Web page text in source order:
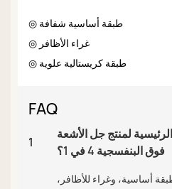
◎ طبقة أساسية شفافة
◎ غراء الأظافر
◎ طبقة كريستالية علوية
FAQ
1
لمنتج جل الأشعة
فوق البنفسجية 4 في 1؟
أساسية، وغراء للأظافر،